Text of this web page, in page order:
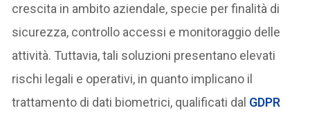
crescita in ambito aziendale, specie per finalità di
sicurezza, controllo accessi e monitoraggio delle
attività. Tuttavia, tali soluzioni presentano elevati
rischi legali e operativi, in quanto implicano il
trattamento di dati biometrici, qualificati dal GDPR